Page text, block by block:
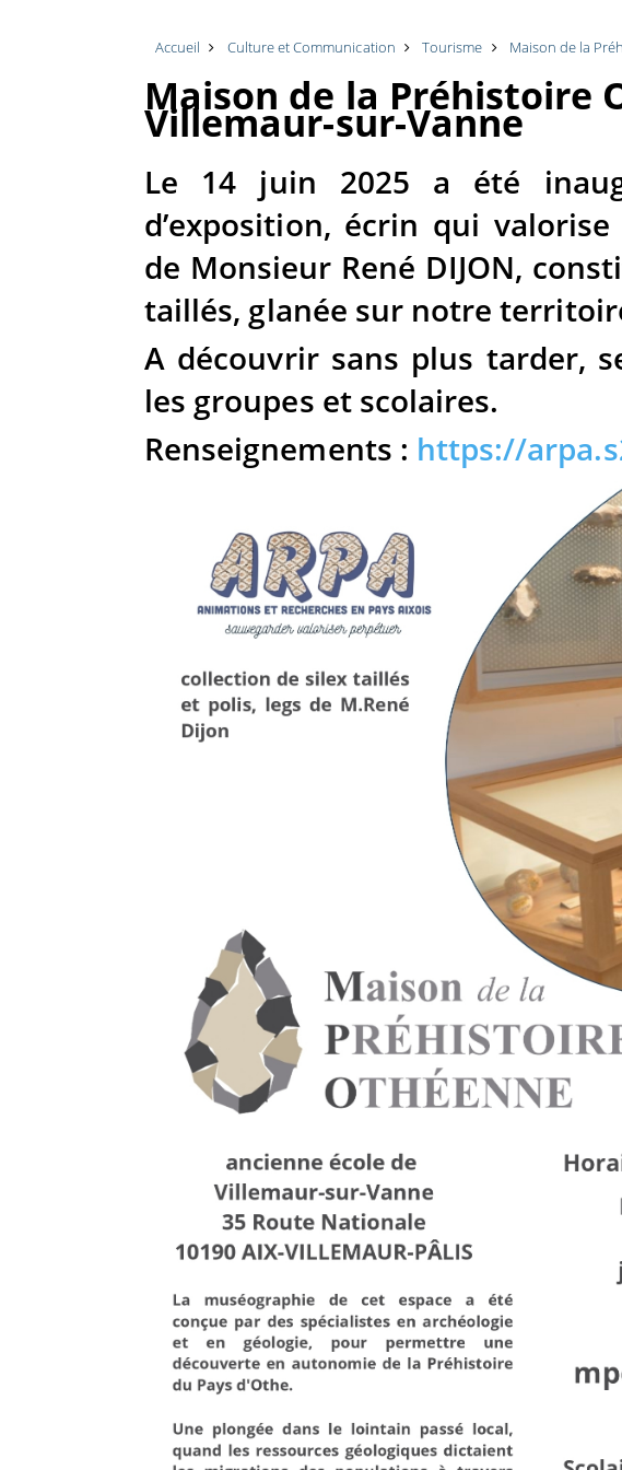
Accueil Culture et Communication Tourisme Maison de la
Maison de la Préhistoire
Villemaur-sur-Vanne
Le 14 juin 2025 a été
d’exposition, écrin qui
de Monsieur René DIJON,
taillés, glanée sur notre
A découvrir sans plus tarder,
les groupes et scolaires.
Renseignements : https://